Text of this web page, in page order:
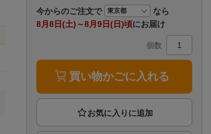
推し楽
今からのご注文で
なら
8月8日(土)～8月9日(日)頃にお届け
個数
買い物かごに入れる